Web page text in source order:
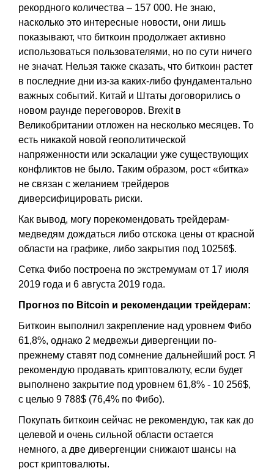
рекордного количества – 157 000. Не знаю,
насколько это интересные новости, они лишь
показывают, что биткоин продолжает активно
использоваться пользователями, но по сути ничего
не значат. Нельзя также сказать, что биткоин растет
в последние дни из-за каких-либо фундаментально
важных событий. Китай и Штаты договорились о
новом раунде переговоров. Brexit в
Великобритании отложен на несколько месяцев. То
есть никакой новой геополитической
напряженности или эскалации уже существующих
конфликтов не было. Таким образом, рост «битка»
не связан с желанием трейдеров
диверсифицировать риски.
Как вывод, могу порекомендовать трейдерам-
медведям дождаться либо отскока цены от красной
области на графике, либо закрытия под 10256$.
Сетка Фибо построена по экстремумам от 17 июля
2019 года и 6 августа 2019 года.
Прогноз по Bitcoin и рекомендации трейдерам:
Биткоин выполнил закрепление над уровнем Фибо
61,8%, однако 2 медвежьи дивергенции по-
прежнему ставят под сомнение дальнейший рост. Я
рекомендую продавать криптовалюту, если будет
выполнено закрытие под уровнем 61,8% - 10 256$,
с целью 9 788$ (76,4% по Фибо).
Покупать биткоин сейчас не рекомендую, так как до
целевой и очень сильной области остается
немного, а две дивергенции снижают шансы на
рост криптовалюты.